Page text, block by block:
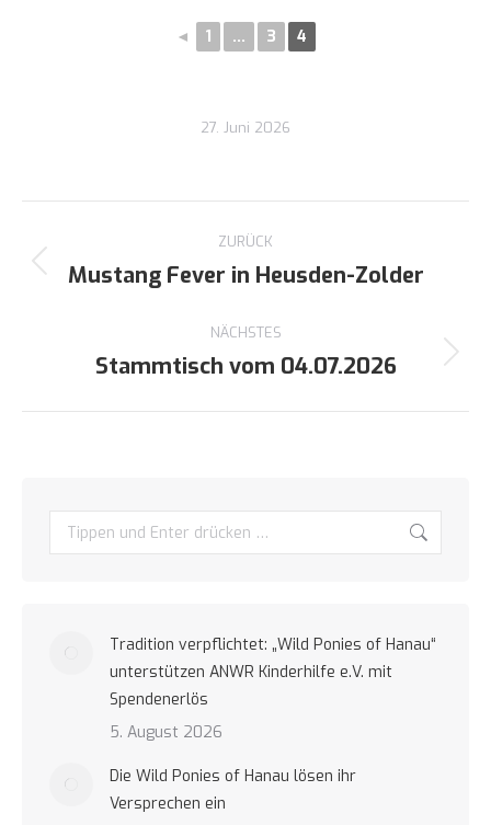
◄ 1 ... 3 4
27. Juni 2026
Kommentarnavigation
ZURÜCK
Vorheriger
Mustang Fever in Heusden-Zolder
NÄCHSTES
Nächster
Stammtisch vom 04.07.2026
Search:
Tradition verpflichtet: „Wild Ponies of Hanau“
unterstützen ANWR Kinderhilfe e.V. mit
Spendenerlös
5. August 2026
Die Wild Ponies of Hanau lösen ihr
Versprechen ein